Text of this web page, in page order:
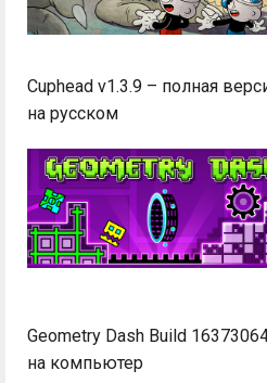
Cuphead v1.3.9 – полная
на русском
Geometry Dash Build
на компьютер